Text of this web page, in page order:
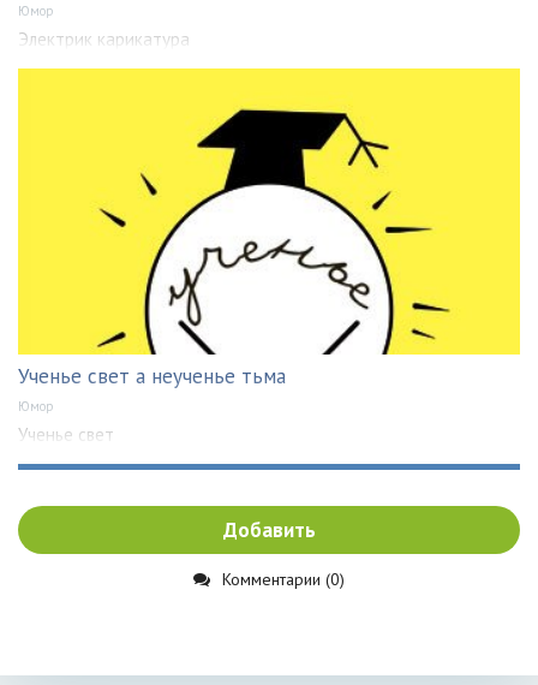
Юмор
Электрик карикатура
Ученье свет а неученье тьма
Юмор
Ученье свет
Добавить
Комментарии (0)